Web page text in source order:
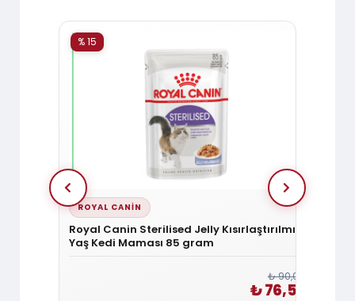
ROYAL CANIN
Royal Canin Sterilised Jelly Kısırlaştırılmış
Yaş Kedi Maması 85 gram
% 15
₺ 90,00
₺ 76,50